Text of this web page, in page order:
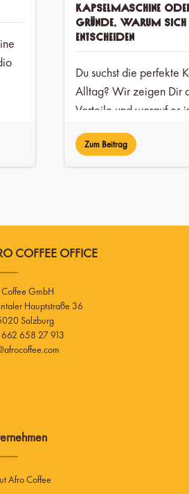
Kapselmaschine
Gründe, warum sich
entscheiden
Du suchst die perfekte
Alltag? Wir zeigen Dir
Vorteile und worauf es
Zum Beitrag
COFFEE OFFICE
GmbH
Salzburg
658 27 913
Afro Coffee